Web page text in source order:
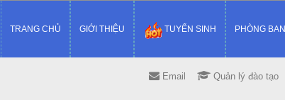
TRANG CHỦ GIỚI THIỆU TUYỂN SINH PHÒNG BAN
Email Quản lý đào tạo